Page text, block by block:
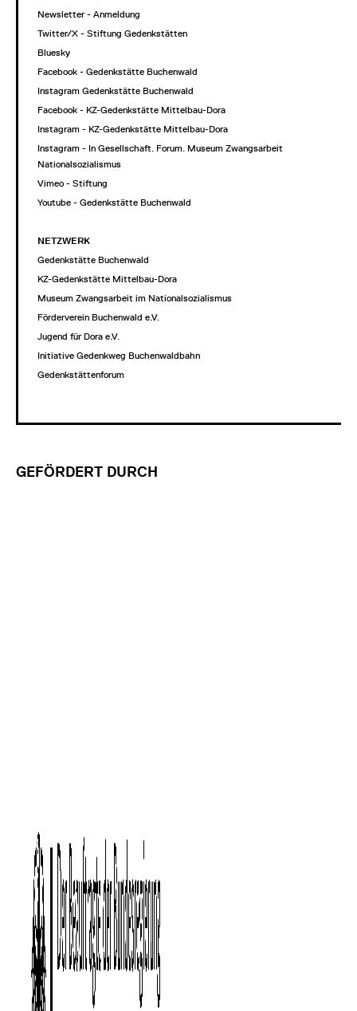
Newsletter - Anmeldung
Twitter/X - Stiftung Gedenkstätten
Bluesky
Facebook - Gedenkstätte Buchenwald
Instagram Gedenkstätte Buchenwald
Facebook - KZ-Gedenkstätte Mittelbau-Dora
Instagram - KZ-Gedenkstätte Mittelbau-Dora
Instagram - In Gesellschaft. Forum. Museum Zwangsarbeit im
Nationalsozialismus
Vimeo - Stiftung
Youtube - Gedenkstätte Buchenwald
NETZWERK
Gedenkstätte Buchenwald
KZ-Gedenkstätte Mittelbau-Dora
Museum Zwangsarbeit im Nationalsozialismus
Förderverein Buchenwald e.V.
Jugend für Dora e.V.
Initiative Gedenkweg Buchenwaldbahn
Gedenkstättenforum
GEFÖRDERT DURCH